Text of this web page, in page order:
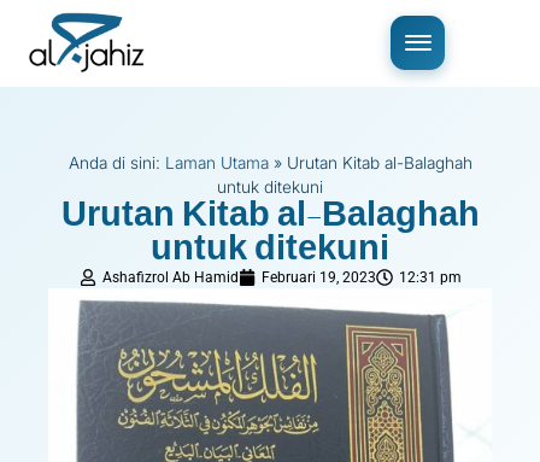
Anda di sini: Laman Utama» Urutan Kitab al-Balaghah
untuk ditekuni
Urutan Kitab al-Balaghah
untuk ditekuni
Ashafizrol Ab Hamid Februari 19, 2023 12:31 pm